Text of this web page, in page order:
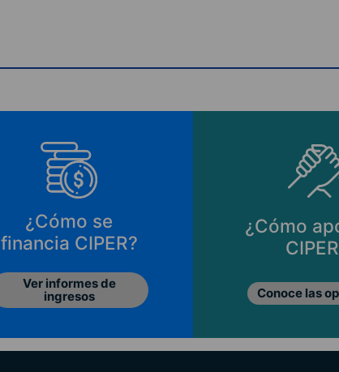
¿Cómo se
financia CIPER?
Ver informes de
ingresos
¿Cómo
Conoce las